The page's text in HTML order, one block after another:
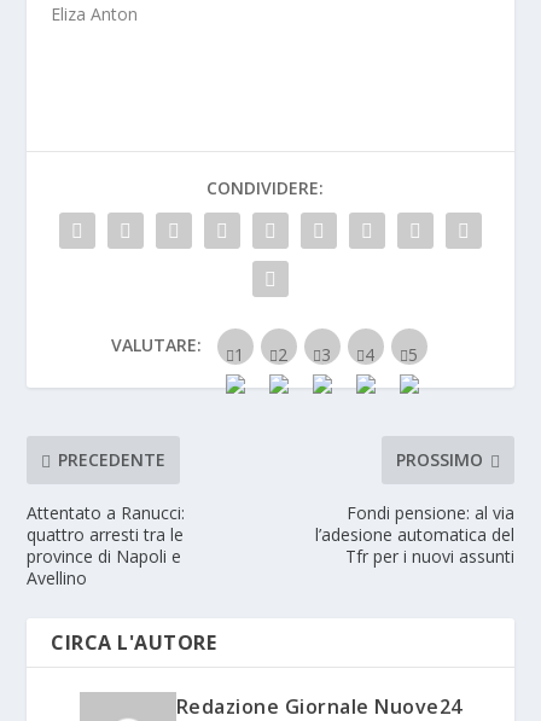
Eliza Anton
CONDIVIDERE:
VALUTARE:
PRECEDENTE
Attentato a Ranucci:
quattro arresti tra le
province di Napoli e
Avellino
PROSSIMO
Fondi pensione: al via
l’adesione automatica del
Tfr per i nuovi assunti
CIRCA L'AUTORE
Redazione Giornale Nuove24